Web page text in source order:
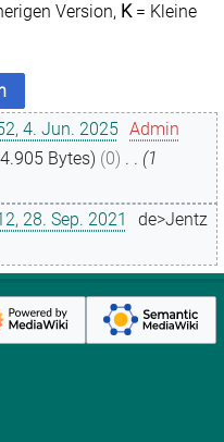
Version, K= Kleine
4. Jun. 2025 Admin
Bytes 0
1
28. Sep. 2021
de>Jentz